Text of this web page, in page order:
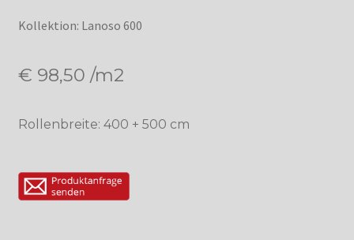
Kollektion: Lanoso 600
€ 98,50 /m2
Rollenbreite: 400 + 500 cm